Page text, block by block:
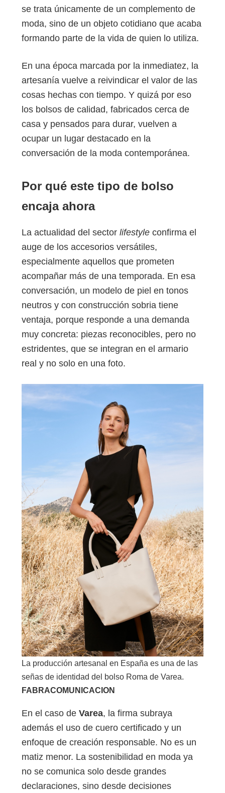
se trata únicamente de un complemento de
moda, sino de un objeto cotidiano que acaba
formando parte de la vida de quien lo utiliza.
En una época marcada por la inmediatez, la
artesanía vuelve a reivindicar el valor de las
cosas hechas con tiempo. Y quizá por eso
los bolsos de calidad, fabricados cerca de
casa y pensados para durar, vuelven a
ocupar un lugar destacado en la
conversación de la moda contemporánea.
Por qué este tipo de bolso
encaja ahora
La actualidad del sector lifestyle confirma el
auge de los accesorios versátiles,
especialmente aquellos que prometen
acompañar más de una temporada. En esa
conversación, un modelo de piel en tonos
neutros y con construcción sobria tiene
ventaja, porque responde a una demanda
muy concreta: piezas reconocibles, pero no
estridentes, que se integran en el armario
real y no solo en una foto.
La producción artesanal en España es una de las
señas de identidad del bolso Roma de Varea.
FABRACOMUNICACION
En el caso de Varea, la firma subraya
además el uso de cuero certificado y un
enfoque de creación responsable. No es un
matiz menor. La sostenibilidad en moda ya
no se comunica solo desde grandes
declaraciones, sino desde decisiones